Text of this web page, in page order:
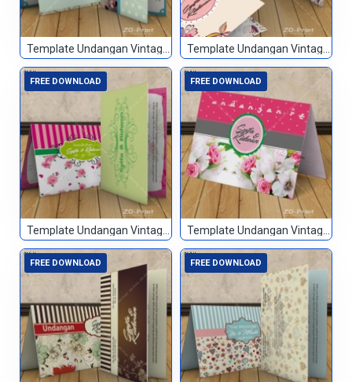
FREE DOWNLOAD FREE DOWNLOAD
FREE DOWNLOAD FREE DOWNLOAD